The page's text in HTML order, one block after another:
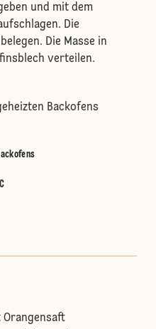
und mit dem
Die
Die Masse in
verteilen.
Backofens
Orangensaft